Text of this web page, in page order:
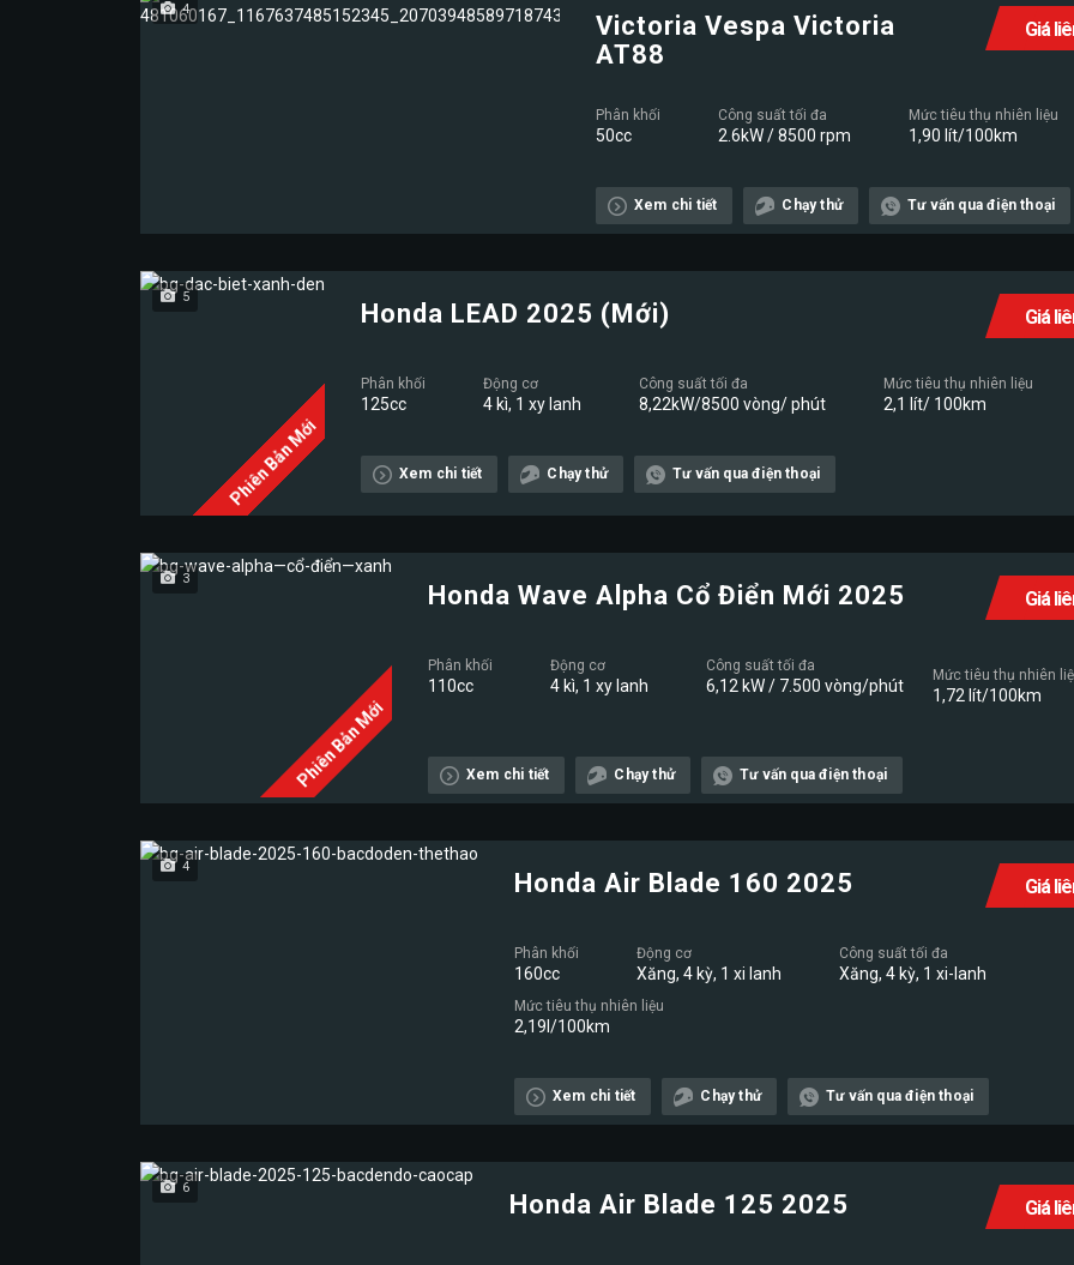
4
Giá
Victoria Vespa Victoria
AT88
Phân khối
50cc
Công suất tối đa
2.6kW / 8500 rpm
Mức tiêu thụ nhiên liệu
1,90 lít/100km
Xem chi tiết Chạy thử Tư vấn qua điện thoại
Phiên Bản Mới
5
Giá
Honda LEAD 2025 (Mới)
Phân khối
125cc
Động cơ
4 kì, 1 xy lanh
Công suất tối đa
8,22kW/8500 vòng/ phút
Mức tiêu thụ nhiên liệu
2,1 lít/ 100km
Xem chi tiết Chạy thử Tư vấn qua điện thoại
Phiên Bản Mới
3
Giá
Honda Wave Alpha Cổ Điển Mới 2025
Phân khối
110cc
Động cơ
4 kì, 1 xy lanh
Công suất tối đa
6,12 kW / 7.500 vòng/phút
Mức tiêu thụ nhiên
1,72 lít/100km
Xem chi tiết Chạy thử Tư vấn qua điện thoại
4
Giá
Honda Air Blade 160 2025
Phân khối
160cc
Động cơ
Xăng, 4 kỳ, 1 xi lanh
Công suất tối đa
Xăng, 4 kỳ, 1 xi-lanh
Mức tiêu thụ nhiên liệu
2,19l/100km
Xem chi tiết Chạy thử Tư vấn qua điện thoại
6
Giá
Honda Air Blade 125 2025